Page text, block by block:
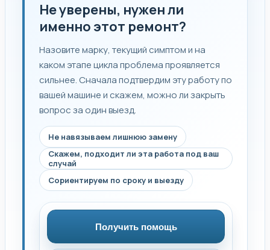
Не уверены, нужен ли
именно этот ремонт?
Назовите марку, текущий симптом и на
каком этапе цикла проблема проявляется
сильнее. Сначала подтвердим эту работу по
вашей машине и скажем, можно ли закрыть
вопрос за один выезд.
Не навязываем лишнюю замену
Скажем, подходит ли эта работа под ваш
случай
Сориентируем по сроку и выезду
Получить помощь